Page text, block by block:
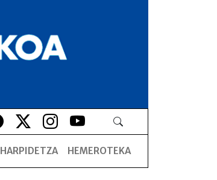
Lehio berrian irekiko da
Lehio berrian irekiko da
Lehio berrian irekiko da
Lehio berrian irekiko da
HARPIDETZA HEMEROTEKA